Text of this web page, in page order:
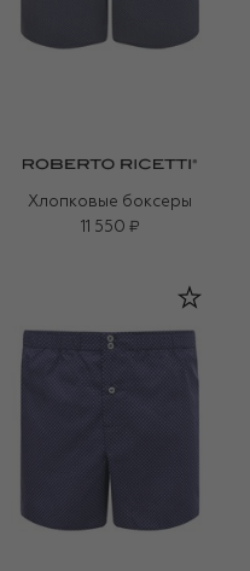
Хлопковые боксеры
11 550 ₽